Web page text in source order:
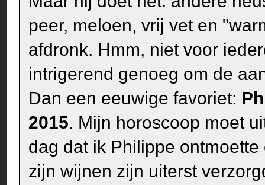
peer, meloen, vrij vet en
afdronk. Hmm, niet voor
intrigerend genoeg om de
Dan een eeuwige favoriet:
2015. Mijn horoscoop moet
dag dat ik Philippe
zijn wijnen zijn uiterst